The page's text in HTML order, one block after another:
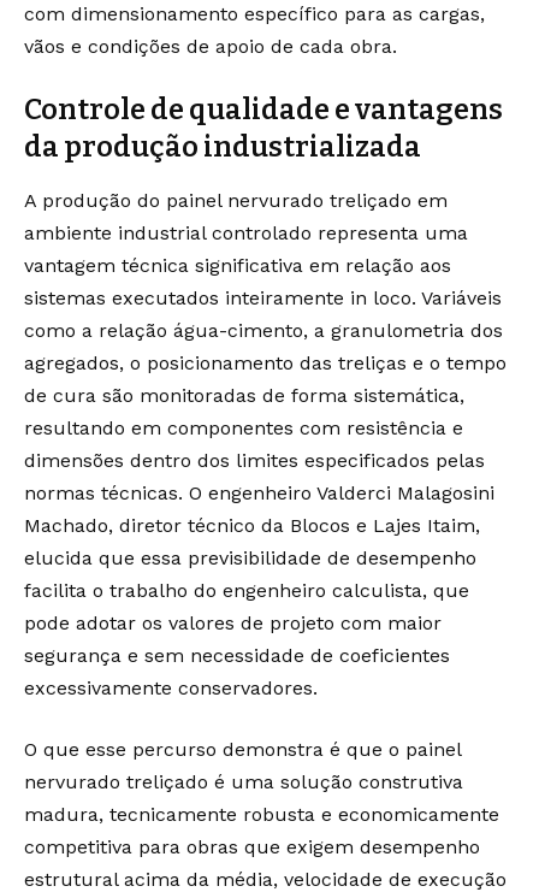
com dimensionamento específico para as cargas,
vãos e condições de apoio de cada obra.
Controle de qualidade e vantagens
da produção industrializada
A produção do painel nervurado treliçado em
ambiente industrial controlado representa uma
vantagem técnica significativa em relação aos
sistemas executados inteiramente in loco. Variáveis
como a relação água-cimento, a granulometria dos
agregados, o posicionamento das treliças e o tempo
de cura são monitoradas de forma sistemática,
resultando em componentes com resistência e
dimensões dentro dos limites especificados pelas
normas técnicas. O engenheiro Valderci Malagosini
Machado, diretor técnico da Blocos e Lajes Itaim,
elucida que essa previsibilidade de desempenho
facilita o trabalho do engenheiro calculista, que
pode adotar os valores de projeto com maior
segurança e sem necessidade de coeficientes
excessivamente conservadores.
O que esse percurso demonstra é que o painel
nervurado treliçado é uma solução construtiva
madura, tecnicamente robusta e economicamente
competitiva para obras que exigem desempenho
estrutural acima da média, velocidade de execução